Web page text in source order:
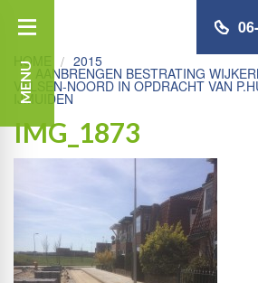
MENU
HOME 2015
AANBRENGEN BESTRATING
VELSEN-NOORD IN OPDRACHT VAN
IJMUIDEN
IMG_1873